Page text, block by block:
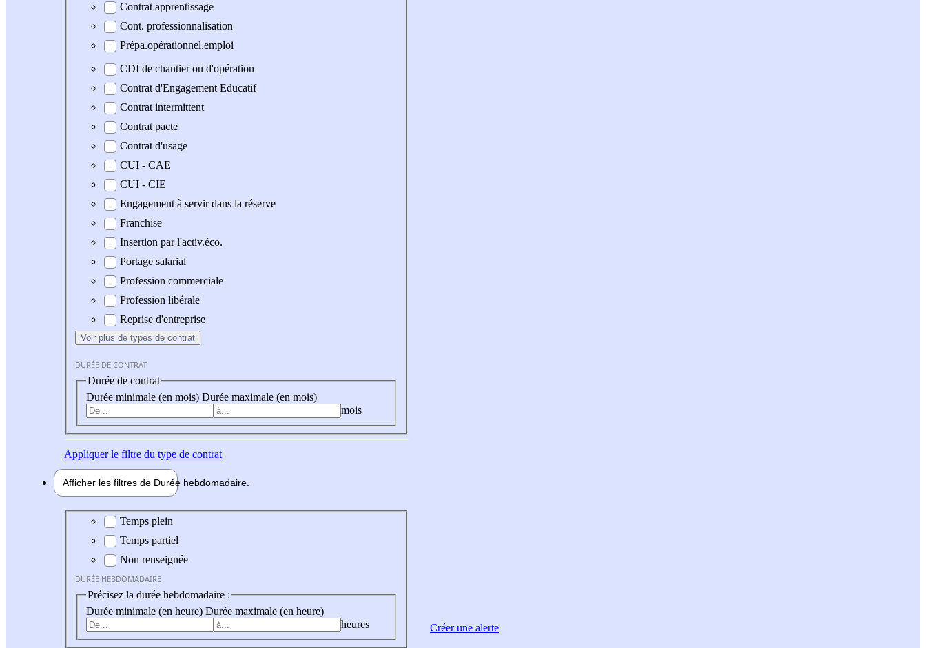
Contrat apprentissage
Cont. professionnalisation
Prépa.opérationnel.emploi
CDI de chantier ou d'opération
Contrat d'Engagement Educatif
Contrat intermittent
Contrat pacte
Contrat d'usage
CUI - CAE
CUI - CIE
Engagement à servir dans la réserve
Franchise
Insertion par l'activ.éco.
Portage salarial
Profession commerciale
Profession libérale
Reprise d'entreprise
Voir plus de types de contrat
DURÉE DE CONTRAT
Durée de contrat
Durée minimale (en mois) Durée maximale (en mois)
mois
Appliquerle filtre du type de contrat
Afficher les filtres de Durée hebdomadaire
Durée hebdomadaire
Temps plein
Temps partiel
Non renseignée
DURÉE HEBDOMADAIRE
Précisez la durée hebdomadaire :
Durée minimale (en heure) Durée maximale (en heure)
heures
Créer une alerte